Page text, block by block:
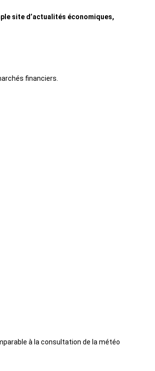
site d’actualités économiques,
financiers.
à la consultation de la météo